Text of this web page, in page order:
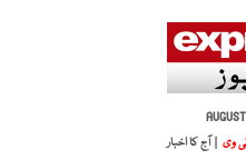
| آج کا اخبار